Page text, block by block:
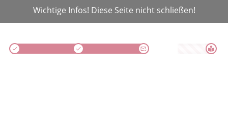
Wichtige Infos! Diese Seite nicht schließen!